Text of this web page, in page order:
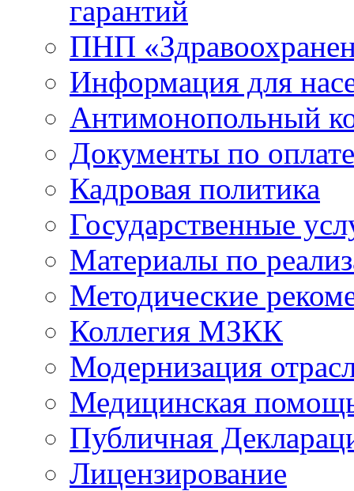
гарантий
ПНП
Информация для
Антимонопольный
Документы по
Кадровая политика
Государственные
Материалы по
Методические
Коллегия МЗКК
Модернизация
Медицинская
Публичная
Лицензирование